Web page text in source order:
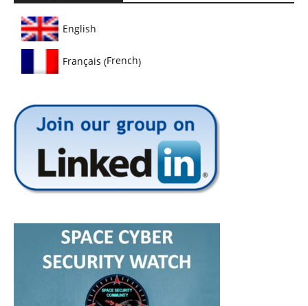
English
Français (French)